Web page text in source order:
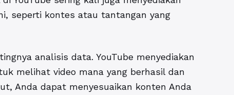
seperti kontes atau tantangan yang
analisis data. YouTube menyediakan
melihat video mana yang berhasil dan
Anda dapat menyesuaikan konten Anda